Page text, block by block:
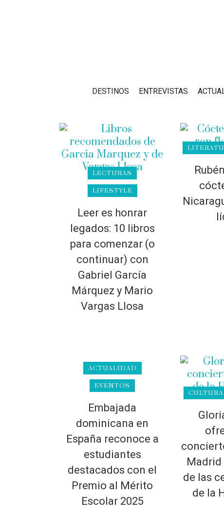
DESTINOS ENTREVISTAS
LECTURAS
LIFESTYLE
Leer es honrar
legados: 10 libros
para comenzar (o
continuar) con
Gabriel García
Márquez y Mario
Vargas Llosa
ACTUALIDAD
EVENTOS
Embajada
dominicana en
España reconoce a
estudiantes
destacados con el
Premio al Mérito
Escolar 2025
CULTURA
de las
de la